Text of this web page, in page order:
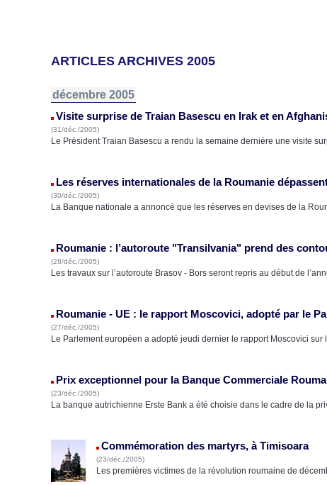
ARTICLES ARCHIVES 2005
décembre 2005
Visite surprise de Traian Basescu en Irak et en
(31/déc./2005)
Le Président Traian Basescu a rendu la semaine dernière une visite
Les réserves internationales de la Roumanie
(30/déc./2005)
La Banque nationale a annoncé que les réserves en devises de la
Roumanie : l’autoroute "Transilvania" prend des
(28/déc./2005)
Les travaux sur l’autoroute Brasov - Bors seront repris au début de
Roumanie - UE : le rapport Moscovici, adopté par le
(27/déc./2005)
Le Parlement européen a adopté jeudi dernier le rapport Moscovici
Prix exceptionnel pour la Banque Commerciale
(23/déc./2005)
La banque autrichienne Erste Bank a été choisie dans le cadre de la
Commémoration des martyrs, à Timisoara
(23/déc./2005)
Les premières victimes de la révolution roumaine de